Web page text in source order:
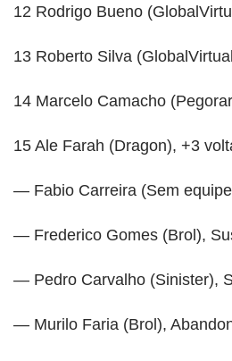
12 Rodrigo Bueno
13 Roberto Silva
14 Marcelo Camacho
15 Ale Farah (Dragon), +3
— Fabio Carreira (Sem
— Frederico Gomes (Brol),
— Pedro Carvalho (Sinister),
— Murilo Faria (Brol),